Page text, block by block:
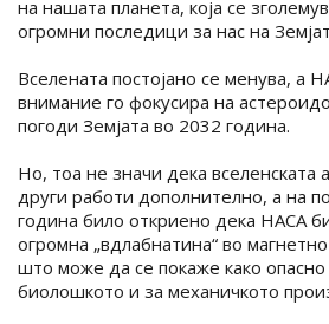
на нашата планета, која се
огромни последици за нас на
Вселената постојано се менува, а
внимание го фокусира на
погоди Земјата во 2032 година.
Но, тоа не значи дека вселенската
други работи дополнително, а на
година било откриено дека НАСА
огромна „вдлабнатина“ во
што може да се покаже како
биолошкото и за механичкото